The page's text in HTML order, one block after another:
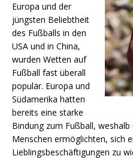
Europa und der
jüngsten Beliebtheit
des Fußballs in den
USA und in China,
wurden Wetten auf
Fußball fast überall
populär. Europa und
Südamerika hatten
bereits eine starke
Bindung zum Fußball,
Menschen ermöglichten, sich
Lieblingsbeschäftigungen zu